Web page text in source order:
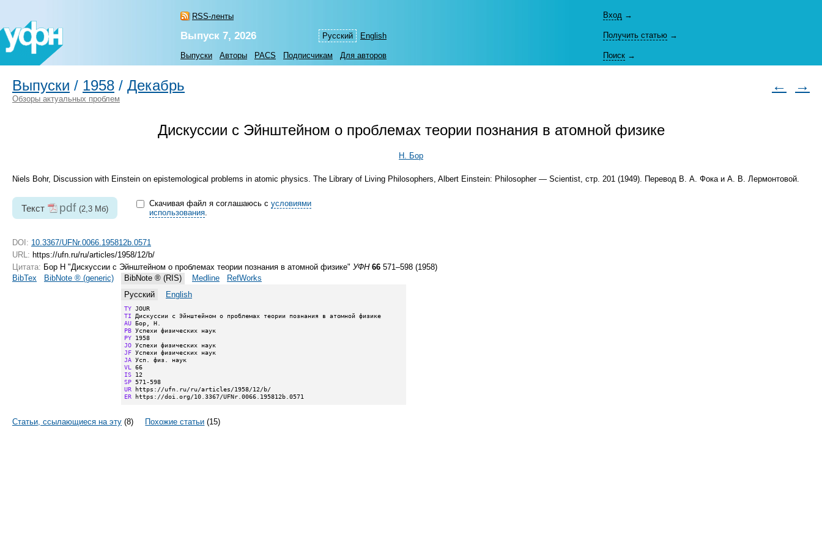
RSS-ленты
Русский English
Вход →
Выпуск 7, 2026 Получить статью →
Выпуски Авторы PACS Подписчикам Для авторов Поиск →
Выпуски / 1958 / Декабрь ← →
Обзоры актуальных проблем
Дискуссии с Эйнштейном о проблемах теории познания в атомной физике
Н. Бор
Niels Bohr, Discussion with Einstein on epistemological problems in atomic physics. The Library of Living Philosophers, Albert Einstein: Philosopher — Scientist, стр. 201 (1949). Перевод В. А. Фока и А. В. Лермонтовой.
Текст pdf (2,3 Мб)
Скачивая файл я соглашаюсь с условиями
использования.
DOI: 10.3367/UFNr.0066.195812b.0571
URL: https://ufn.ru/ru/articles/1958/12/b/
Цитата: Бор Н "Дискуссии с Эйнштейном о проблемах теории познания в атомной физике" УФН 66 571–598 (1958)
BibTex
BibNote ® (generic) BibNote ® (RIS) Medline
RefWorks
Русский
English
TY
TI
AU
PB
PY
JO
JF
JA
VL
IS
SP
UR
ER https://doi.org/10.3367/UFNr.0066.195812b.0571
Статьи, ссылающиеся на эту (8) Похожие статьи (15)